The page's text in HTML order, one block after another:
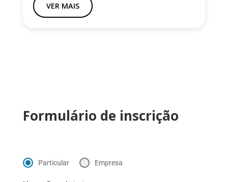
VER MAIS
Formulário de inscrição
Particular Empresa